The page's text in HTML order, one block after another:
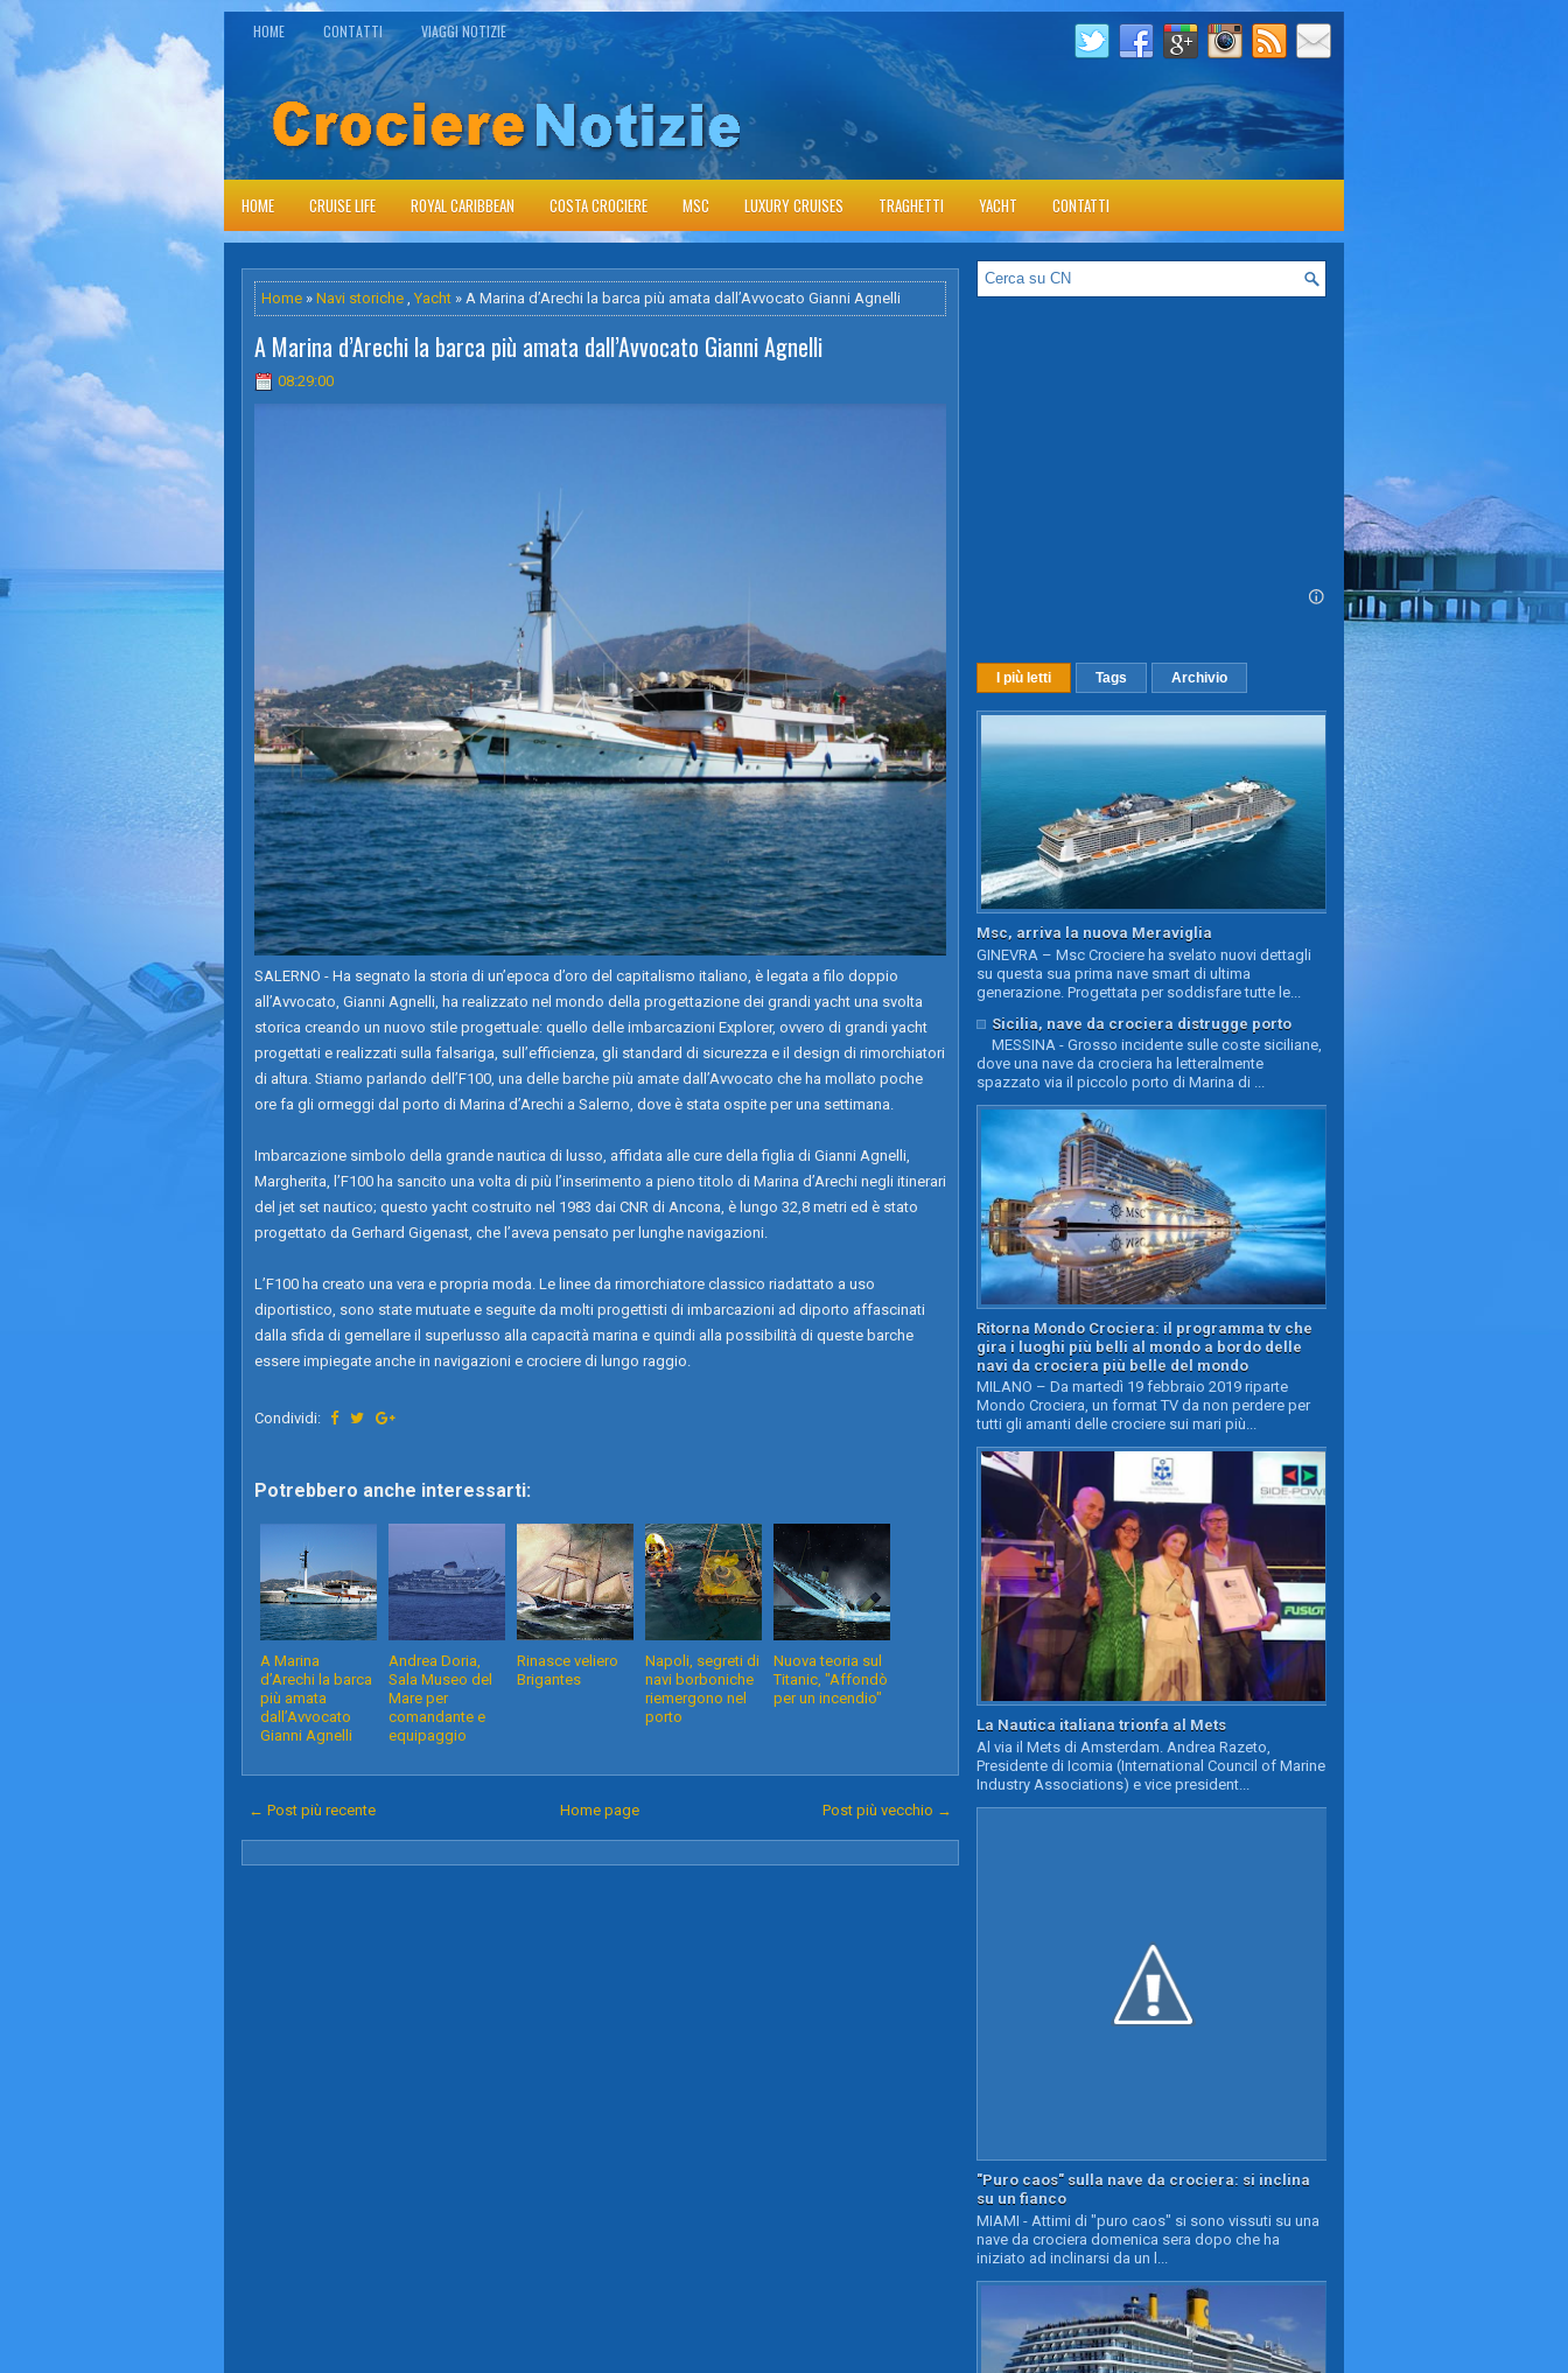
HOME CONTATTI VIAGGI NOTIZIE
HOME CRUISE LIFE ROYAL CARIBBEAN COSTA CROCIERE MSC LUXURY CRUISES TRAGHETTI YACHT CONTATTI
Home » Navi storiche , Yacht » A Marina d’Arechi la barca più amata dall’Avvocato Gianni Agnelli
A Marina d’Arechi la barca più amata dall’Avvocato Gianni Agnelli
08:29:00
SALERNO - Ha segnato la storia di un’epoca d’oro del capitalismo italiano, è legata a filo doppio
all’Avvocato, Gianni Agnelli, ha realizzato nel mondo della progettazione dei grandi yacht una svolta
storica creando un nuovo stile progettuale: quello delle imbarcazioni Explorer, ovvero di grandi yacht
progettati e realizzati sulla falsariga, sull’efficienza, gli standard di sicurezza e il design di rimorchiatori
di altura. Stiamo parlando dell’F100, una delle barche più amate dall’Avvocato che ha mollato poche
ore fa gli ormeggi dal porto di Marina d’Arechi a Salerno, dove è stata ospite per una settimana.
Imbarcazione simbolo della grande nautica di lusso, affidata alle cure della figlia di Gianni Agnelli,
Margherita, l’F100 ha sancito una volta di più l’inserimento a pieno titolo di Marina d’Arechi negli itinerari
del jet set nautico; questo yacht costruito nel 1983 dai CNR di Ancona, è lungo 32,8 metri ed è stato
progettato da Gerhard Gigenast, che l’aveva pensato per lunghe navigazioni.
L’F100 ha creato una vera e propria moda. Le linee da rimorchiatore classico riadattato a uso
diportistico, sono state mutuate e seguite da molti progettisti di imbarcazioni ad diporto affascinati
dalla sfida di gemellare il superlusso alla capacità marina e quindi alla possibilità di queste barche
essere impiegate anche in navigazioni e crociere di lungo raggio.
Condividi:
Potrebbero anche interessarti:
A Marina
d’Arechi la barca
più amata
dall’Avvocato
Gianni Agnelli
Andrea Doria,
Sala Museo del
Mare per
comandante e
equipaggio
Rinasce veliero
Brigantes
Napoli, segreti di
navi borboniche
riemergono nel
porto
Nuova teoria sul
Titanic, "Affondò
per un incendio"
← Post più recente Post più vecchio →
Home page
I più letti Tags Archivio
Msc, arriva la nuova Meraviglia
GINEVRA – Msc Crociere ha svelato nuovi dettagli
su questa sua prima nave smart di ultima
generazione. Progettata per soddisfare tutte le...
Sicilia, nave da crociera distrugge porto
MESSINA - Grosso incidente sulle coste siciliane,
dove una nave da crociera ha letteralmente
spazzato via il piccolo porto di Marina di ...
Ritorna Mondo Crociera: il programma tv che
gira i luoghi più belli al mondo a bordo delle
navi da crociera più belle del mondo
MILANO – Da martedì 19 febbraio 2019 riparte
Mondo Crociera, un format TV da non perdere per
tutti gli amanti delle crociere sui mari più...
La Nautica italiana trionfa al Mets
Al via il Mets di Amsterdam. Andrea Razeto,
Presidente di Icomia (International Council of Marine
Industry Associations) e vice president...
"Puro caos" sulla nave da crociera: si inclina
su un fianco
MIAMI - Attimi di "puro caos" si sono vissuti su una
nave da crociera domenica sera dopo che ha
iniziato ad inclinarsi da un l...